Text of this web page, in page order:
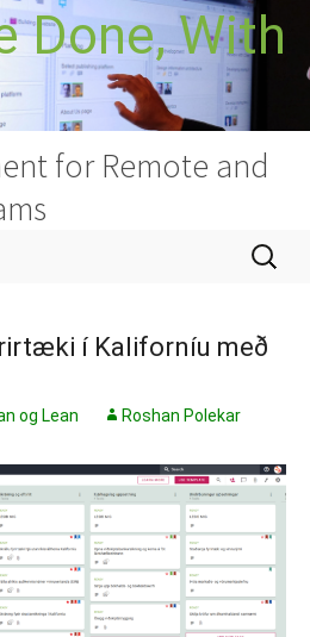
Done, With
for Remote and
Leita
að:
í Kaliforníu með
og Lean Roshan Polekar